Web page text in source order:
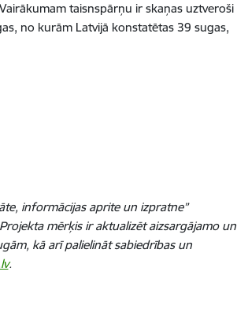
taisnspārņu ir skaņas uztveroši
no kurām Latvijā konstatētas 39 sugas,
informācijas aprite un izpratne”
mērķis ir aktualizēt aizsargājamo un
kā arī palielināt sabiedrības un
.